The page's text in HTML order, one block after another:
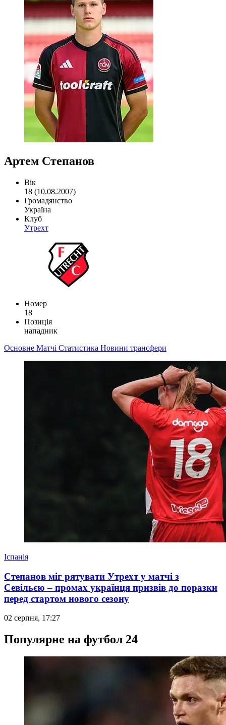
Артем Степанов
Вік
18 (10.08.2007)
Громадянство
Україна
Клуб
Утрехт
Номер
18
Позиція
нападник
Основне Матчі Статистика Новини трансфери
Іспанія
Степанов міг рятувати Утрехт у матчі з
Севільєю – промах українця призвів до поразки
перед стартом нового сезону
02 серпня, 17:27
Популярне на футбол 24